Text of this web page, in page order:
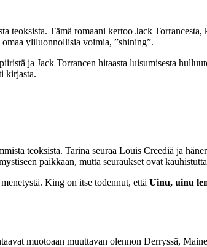
teoksista. Tämä romaani kertoo Jack
yliluonnollisia voimia, ”shining”.
ja Jack Torrancen hitaasta luisumisesta
kirjasta.
teoksista. Tarina seuraa Louis Creediä ja
paikkaan, mutta seuraukset ovat
King on itse todennut, että Uinu, uinu
muotoaan muuttavan olennon Derryssä,